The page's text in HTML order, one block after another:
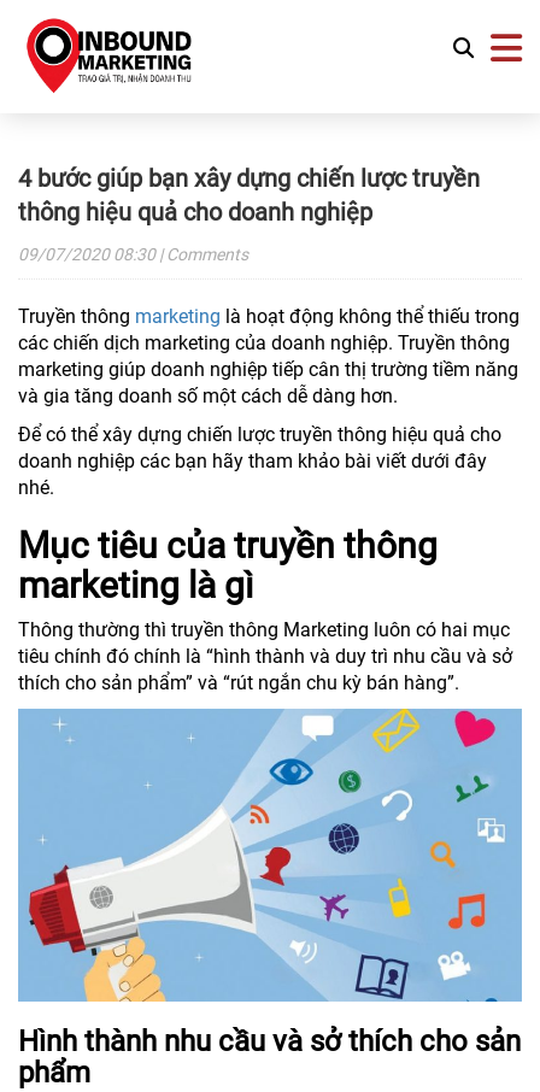
4 bước giúp bạn xây dựng chiến lược truyền
thông hiệu quả cho doanh nghiệp
09/07/202008:30| Comments
Truyền thông marketing là hoạt động không thể thiếu trong
các chiến dịch marketing của doanh nghiệp. Truyền thông
marketing giúp doanh nghiệp tiếp cân thị trường tiềm năng
và gia tăng doanh số một cách dễ dàng hơn.
Để có thể xây dựng chiến lược truyền thông hiệu quả cho
doanh nghiệp các bạn hãy tham khảo bài viết dưới đây
nhé.
Mục tiêu của truyền thông
marketing là gì
Thông thường thì truyền thông Marketing luôn có hai mục
tiêu chính đó chính là “hình thành và duy trì nhu cầu và sở
thích cho sản phẩm” và “rút ngắn chu kỳ bán hàng”.
Hình thành nhu cầu và sở thích cho sản
phẩm